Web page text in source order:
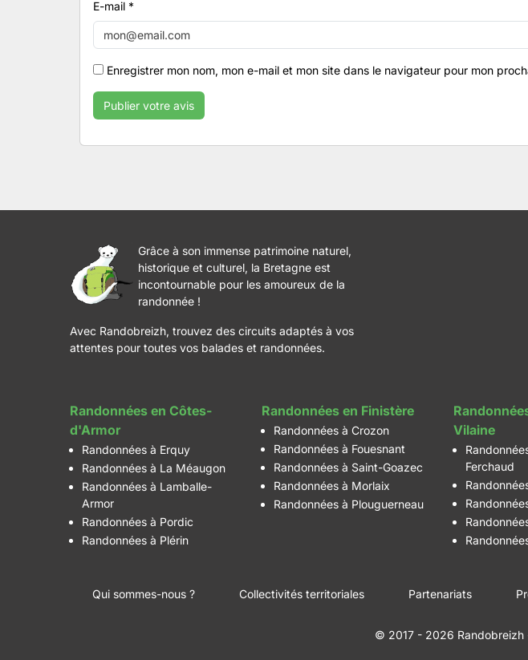
E-mail *
Enregistrer mon nom, mon e-mail et mon site dans le navigateur pour mon
Grâce à son immense patrimoine naturel,
historique et culturel, la Bretagne est
incontournable pour les amoureux de la
randonnée !
Avec Randobreizh, trouvez des circuits adaptés à vos
attentes pour toutes vos balades et randonnées.
Randonnées en Côtes-
d'Armor
Randonnées à Erquy
Randonnées à La Méaugon
Randonnées à Lamballe-
Armor
Randonnées à Pordic
Randonnées à Plérin
Randonnées en Finistère
Randonnées à Crozon
Randonnées à Fouesnant
Randonnées à Saint-Goazec
Randonnées à Morlaix
Randonnées à Plouguerneau
Vilaine
Ferchaud
Qui sommes-nous ? Collectivités territoriales Partenariats
© 2017 - 2026 Randobreizh